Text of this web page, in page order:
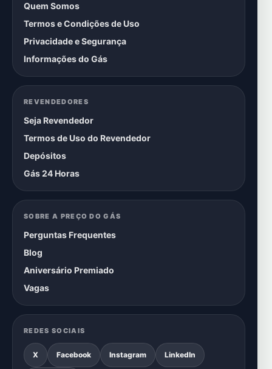
Quem Somos
Termos e Condições de Uso
Privacidade e Segurança
Informações do Gás
REVENDEDORES
Seja Revendedor
Termos de Uso do Revendedor
Depósitos
Gás 24 Horas
SOBRE A PREÇO DO GÁS
Perguntas Frequentes
Blog
Aniversário Premiado
Vagas
REDES SOCIAIS
X Facebook Instagram LinkedIn